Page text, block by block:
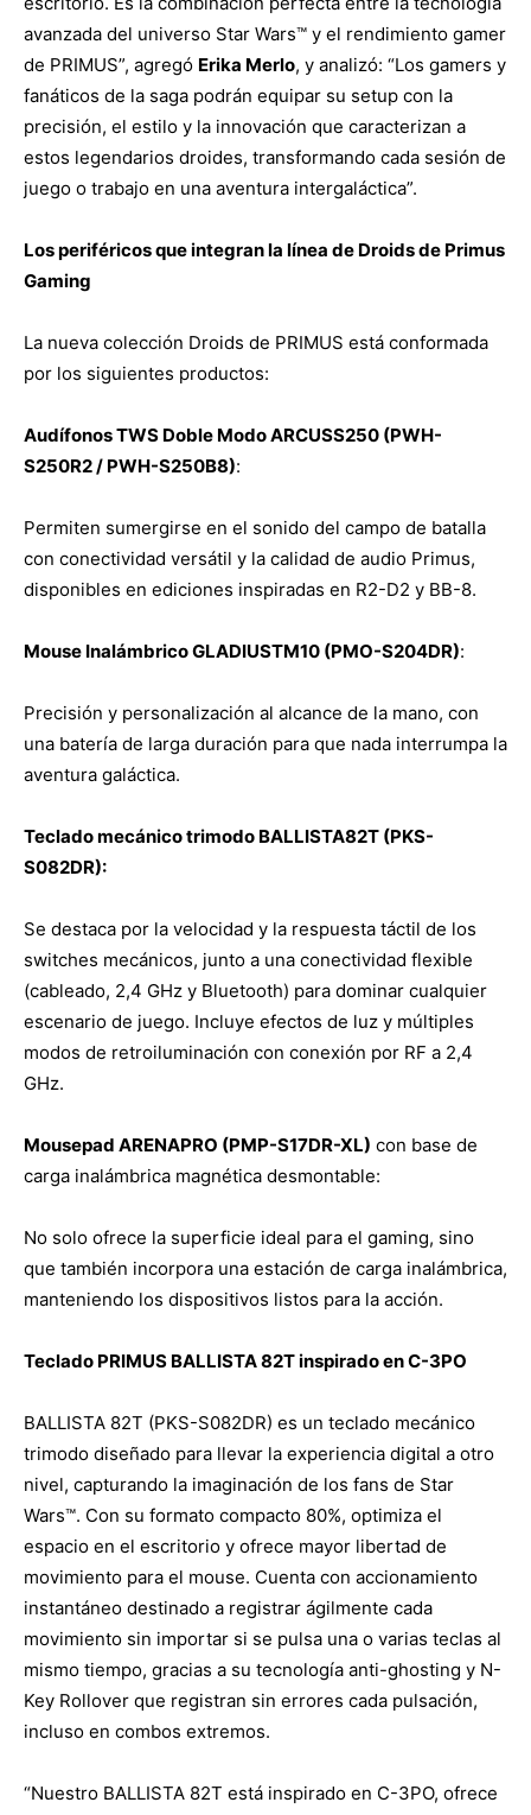
avanzada del universo Star Wars™ y el rendimiento gamer
de PRIMUS”, agregó Erika Merlo, y analizó: “Los gamers y
fanáticos de la saga podrán equipar su setup con la
precisión, el estilo y la innovación que caracterizan a
estos legendarios droides, transformando cada sesión de
juego o trabajo en una aventura intergaláctica”.
Los periféricos que integran la línea de Droids de Primus
Gaming
La nueva colección Droids de PRIMUS está conformada
por los siguientes productos:
Audífonos TWS Doble Modo ARCUSS250 (PWH-
S250R2 / PWH-S250B8):
Permiten sumergirse en el sonido del campo de batalla
con conectividad versátil y la calidad de audio Primus,
disponibles en ediciones inspiradas en R2-D2 y BB-8.
Mouse Inalámbrico GLADIUSTM10 (PMO-S204DR):
Precisión y personalización al alcance de la mano, con
una batería de larga duración para que nada interrumpa la
aventura galáctica.
Teclado mecánico trimodo BALLISTA82T (PKS-
S082DR):
Se destaca por la velocidad y la respuesta táctil de los
switches mecánicos, junto a una conectividad flexible
(cableado, 2,4 GHz y Bluetooth) para dominar cualquier
escenario de juego. Incluye efectos de luz y múltiples
modos de retroiluminación con conexión por RF a 2,4
GHz.
Mousepad ARENAPRO (PMP-S17DR-XL) con base de
carga inalámbrica magnética desmontable:
No solo ofrece la superficie ideal para el gaming, sino
que también incorpora una estación de carga inalámbrica,
manteniendo los dispositivos listos para la acción.
Teclado PRIMUS BALLISTA 82T inspirado en C-3PO
BALLISTA 82T (PKS-S082DR) es un teclado mecánico
trimodo diseñado para llevar la experiencia digital a otro
nivel, capturando la imaginación de los fans de Star
Wars™. Con su formato compacto 80%, optimiza el
espacio en el escritorio y ofrece mayor libertad de
movimiento para el mouse. Cuenta con accionamiento
instantáneo destinado a registrar ágilmente cada
movimiento sin importar si se pulsa una o varias teclas al
mismo tiempo, gracias a su tecnología anti-ghosting y N-
Key Rollover que registran sin errores cada pulsación,
incluso en combos extremos.
“Nuestro BALLISTA 82T está inspirado en C-3PO, ofrece